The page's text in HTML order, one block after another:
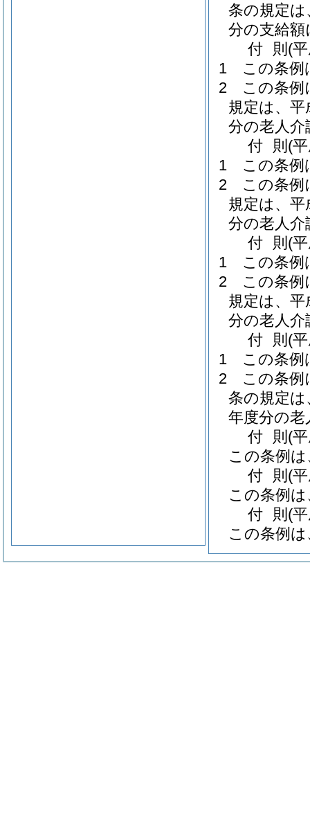
条の規定は
分の支給
付 則 (
1
この条例
2
この条例
規定は、
分の老人
付 則 (
1
この条例
2
この条例
規定は、
分の老人
付 則 (
1
この条例
2
この条例
規定は、
分の老人
付 則 (
1
この条例
2
この条例
条の規定は
年度分の
付 則 (
この条例
付 則 (
この条例
付 則 (
この条例